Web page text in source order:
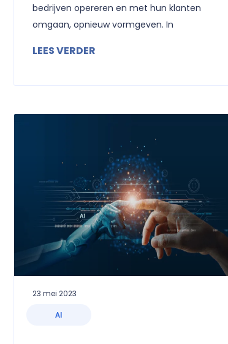
bedrijven opereren en met hun klanten
omgaan, opnieuw vormgeven. In
LEES VERDER
AI
23 mei 2023